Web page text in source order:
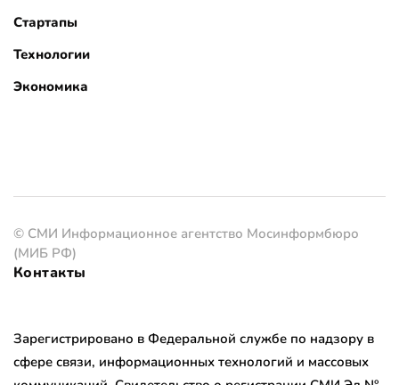
Стартапы
Технологии
Экономика
© СМИ Информационное агентство Мосинформбюро
(МИБ РФ)
Контакты
Зарегистрировано в Федеральной службе по надзору в
сфере связи, информационных технологий и массовых